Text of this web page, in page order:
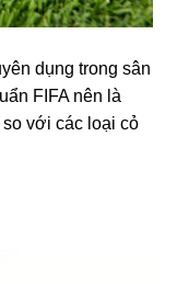
dụng trong sân
FIFA nên là
với các loại cỏ